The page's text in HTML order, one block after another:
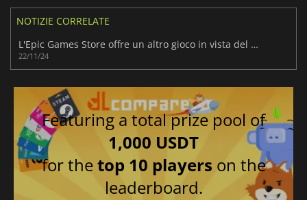
NOTIZIE CORRELATE
L'Epic Games Store offre un altro gioco in vista del Black Friday.
22/11/24
Featuring a total prize pool of
1,000 USDT
for thetop 10 players on the
leaderboard.